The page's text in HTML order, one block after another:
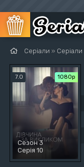
Серіали » Серіали
7.0 1080p
Сезон 3
Серія 10